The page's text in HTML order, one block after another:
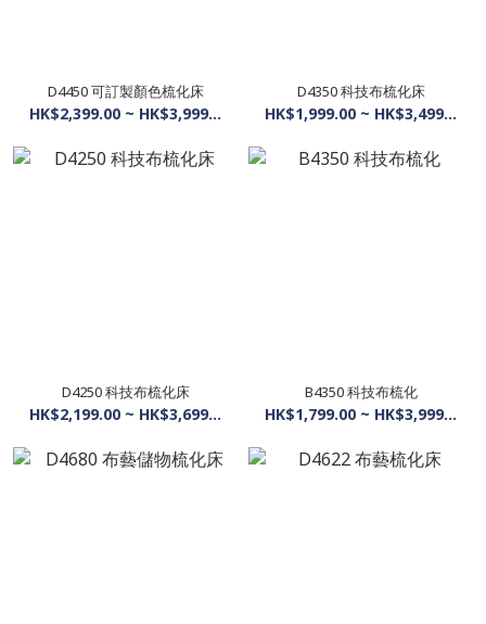
D4450 可訂製顏色梳化床
HK$2,399.00 ~ HK$3,999.00
D4350 科技布梳化床
HK$1,999.00 ~ HK$3,499.00
D4250 科技布梳化床
HK$2,199.00 ~ HK$3,699.00
B4350 科技布梳化
HK$1,799.00 ~ HK$3,999.00